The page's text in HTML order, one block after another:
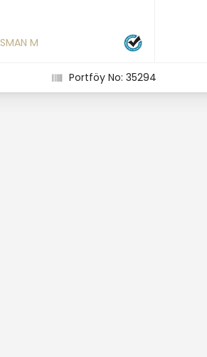
M
Portföy No: 35294